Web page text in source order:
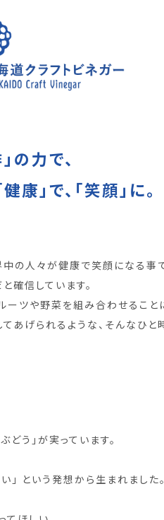
」の力で、
康」で、 「笑顔」に。
の人々が健康で笑顔になる事で
確信しています。
ツや野菜を組み合わせること
あげられるような、そんなひと
どう」が実っています。
」 という発想から生まれました。